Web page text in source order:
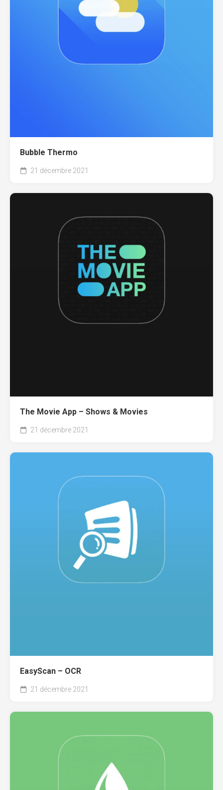
Bubble Thermo
21 décembre 2021
The Movie App – Shows & Movies
21 décembre 2021
EasyScan – OCR
21 décembre 2021